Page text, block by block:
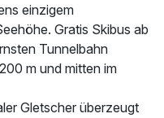
einzigem
Gratis Skibus ab
Tunnelbahn
m und mitten im
Gletscher überzeugt